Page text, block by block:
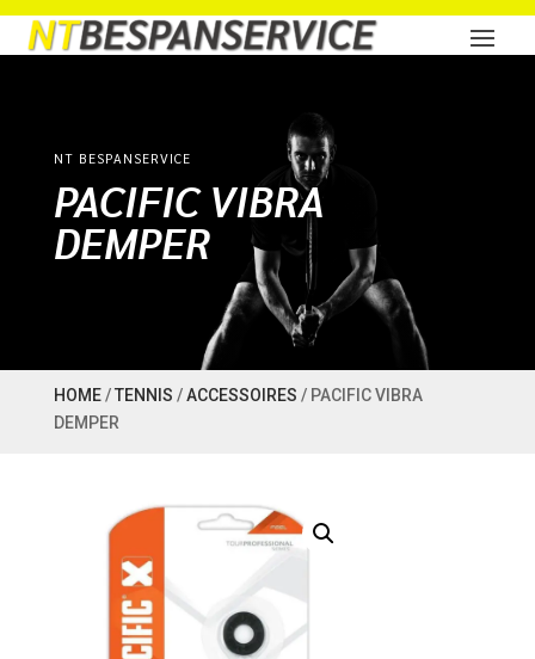
NT BESPANSERVICE
PACIFIC VIBRA
DEMPER
HOME/TENNIS /ACCESSOIRES / PACIFIC VIBRA
DEMPER